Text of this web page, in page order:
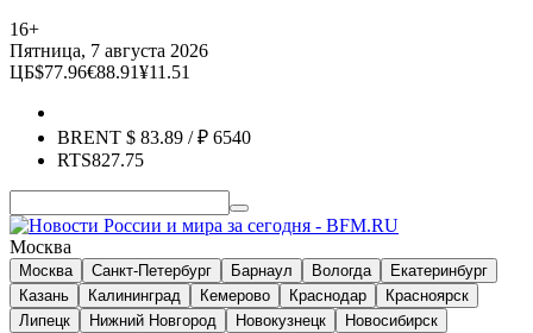
16+
Пятница, 7 августа 2026
ЦБ$77.96€88.91¥11.51
BRENT $ 83.89 / ₽ 6540
RTS827.75
Москва
Москва Санкт-Петербург Барнаул Вологда
Екатеринбург
Казань
Калининград Кемерово Краснодар
Красноярск
Липецк
Нижний Новгород Новокузнецк
Новосибирск